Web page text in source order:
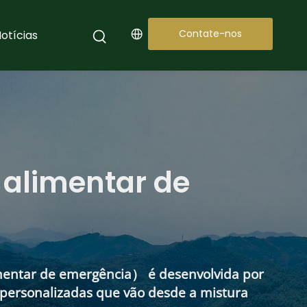
Contate-nos
alimentar de
de emergência） é desenvolvida por
que vão desde a mistura